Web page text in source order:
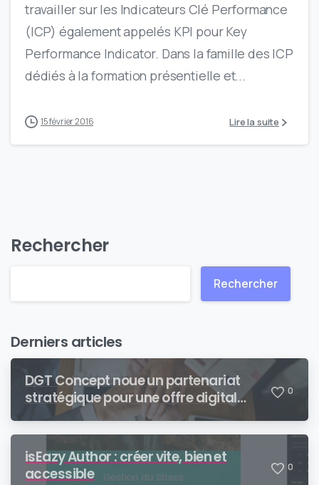
travailler sur les Indicateurs Clé Performance
(ICP) également appelés KPI pour Key
Performance Indicator. Dans la famille des ICP
dédiés à la formation présentielle et...
15 février 2016 Lire la suite
Rechercher
Rechercher
Derniers articles
DGT Concept noue un partenariat
stratégique pour une offre digital
learning de bout en bout
0
isEazy Author : créer vite, bien et
accessible
0